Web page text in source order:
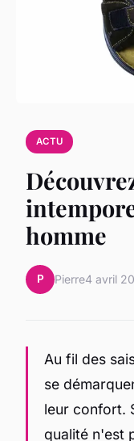
ACTU
homme
P Pierre4 avril
Au fil des
se
leur confort.
qualité n'est